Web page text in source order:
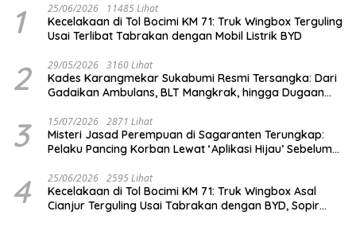
1 25/06/2026 11485 Lihat
Kecelakaan di Tol Bocimi KM 71: Truk Wingbox Terguling
Usai Terlibat Tabrakan dengan Mobil Listrik BYD
2 29/05/2026 3160 Lihat
Kades Karangmekar Sukabumi Resmi Tersangka: Dari
Gadaikan Ambulans, BLT Mangkrak, hingga Dugaan
3 15/07/2026 2871 Lihat
Misteri Jasad Perempuan di Sagaranten Terungkap:
Pelaku Pancing Korban Lewat ‘Aplikasi Hijau’ Sebelum
4 25/06/2026 2595 Lihat
Kecelakaan di Tol Bocimi KM 71: Truk Wingbox Asal
Cianjur Terguling Usai Tabrakan dengan BYD, Sopir